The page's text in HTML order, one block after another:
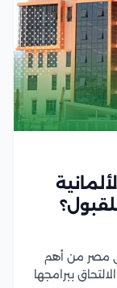
مصر من أهم
ببرامجها